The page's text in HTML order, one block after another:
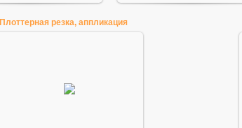
Плоттерная резка, аппликация